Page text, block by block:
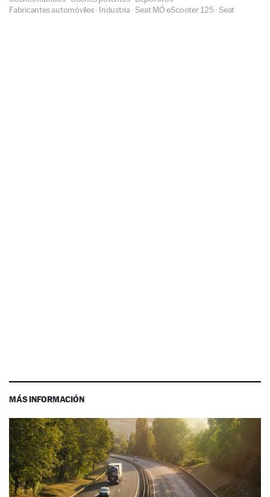
Fabricantes automóviles· Industria·Seat MÓ eScooter 125·Seat
MÁS INFORMACIÓN